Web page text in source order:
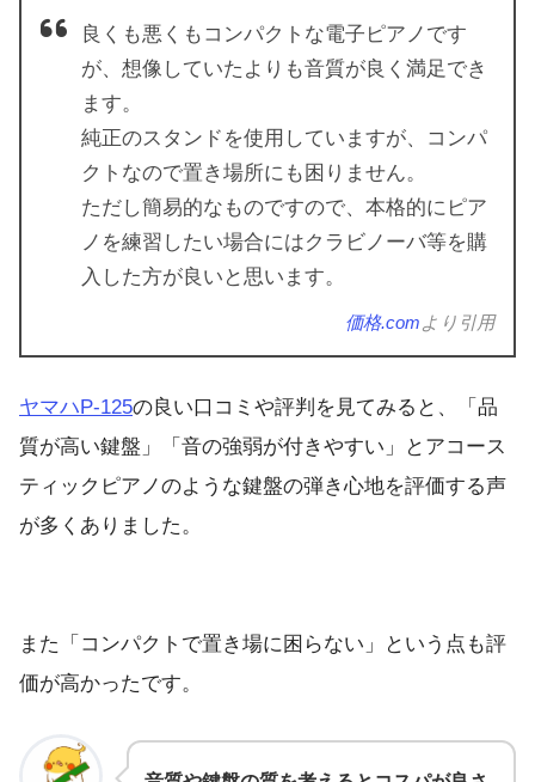
良くも悪くもコンパクトな電子ピアノです
が、想像していたよりも音質が良く満足でき
ます。
純正のスタンドを使用していますが、コンパ
クトなので置き場所にも困りません。
ただし簡易的なものですので、本格的にピア
ノを練習したい場合にはクラビノーバ等を購
入した方が良いと思います。
価格.com より引用
ヤマハP-125の良い口コミや評判を見てみると、「品
質が高い鍵盤」「音の強弱が付きやすい」とアコース
ティックピアノのような鍵盤の弾き心地を評価する声
が多くありました。
また「コンパクトで置き場に困らない」という点も評
価が高かったです。